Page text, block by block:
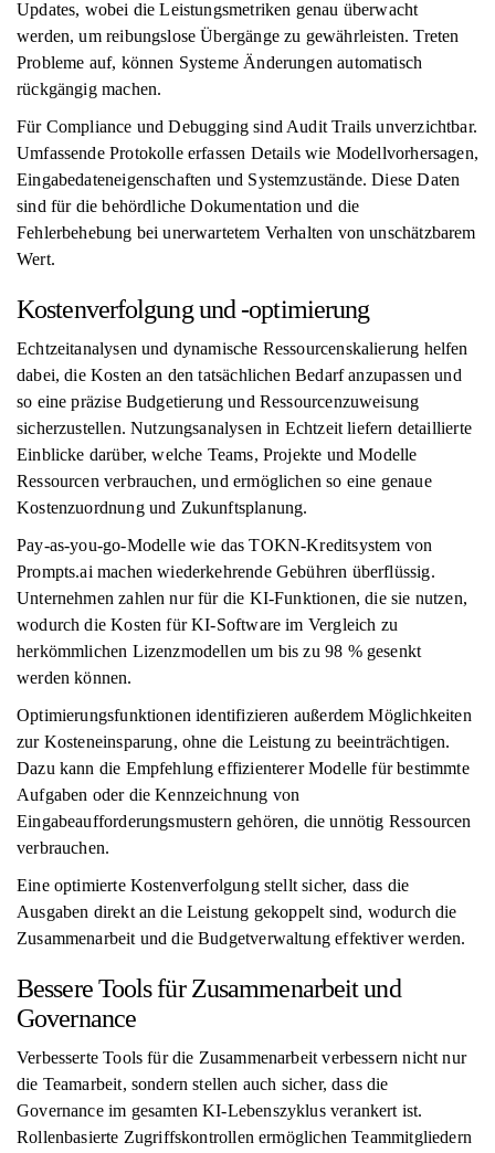
Updates, wobei die Leistungsmetriken genau überwacht
werden, um reibungslose Übergänge zu gewährleisten. Treten
Probleme auf, können Systeme Änderungen automatisch
rückgängig machen.
Für Compliance und Debugging sind Audit Trails unverzichtbar.
Umfassende Protokolle erfassen Details wie Modellvorhersagen,
Eingabedateneigenschaften und Systemzustände. Diese Daten
sind für die behördliche Dokumentation und die
Fehlerbehebung bei unerwartetem Verhalten von unschätzbarem
Wert.
Kostenverfolgung und -optimierung
Echtzeitanalysen und dynamische Ressourcenskalierung helfen
dabei, die Kosten an den tatsächlichen Bedarf anzupassen und
so eine präzise Budgetierung und Ressourcenzuweisung
sicherzustellen. Nutzungsanalysen in Echtzeit liefern detaillierte
Einblicke darüber, welche Teams, Projekte und Modelle
Ressourcen verbrauchen, und ermöglichen so eine genaue
Kostenzuordnung und Zukunftsplanung.
Pay-as-you-go-Modelle wie das TOKN-Kreditsystem von
Prompts.ai machen wiederkehrende Gebühren überflüssig.
Unternehmen zahlen nur für die KI-Funktionen, die sie nutzen,
wodurch die Kosten für KI-Software im Vergleich zu
herkömmlichen Lizenzmodellen um bis zu 98 % gesenkt
werden können.
Optimierungsfunktionen identifizieren außerdem Möglichkeiten
zur Kosteneinsparung, ohne die Leistung zu beeinträchtigen.
Dazu kann die Empfehlung effizienterer Modelle für bestimmte
Aufgaben oder die Kennzeichnung von
Eingabeaufforderungsmustern gehören, die unnötig Ressourcen
verbrauchen.
Eine optimierte Kostenverfolgung stellt sicher, dass die
Ausgaben direkt an die Leistung gekoppelt sind, wodurch die
Zusammenarbeit und die Budgetverwaltung effektiver werden.
Bessere Tools für Zusammenarbeit und
Governance
Verbesserte Tools für die Zusammenarbeit verbessern nicht nur
die Teamarbeit, sondern stellen auch sicher, dass die
Governance im gesamten KI-Lebenszyklus verankert ist.
Rollenbasierte Zugriffskontrollen ermöglichen Teammitgliedern